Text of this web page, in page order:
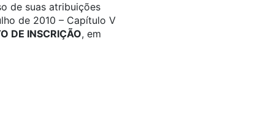
de suas atribuições
de 2010 – Capítulo V
DE INSCRIÇÃO, em